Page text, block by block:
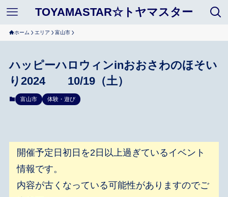
TOYAMASTAR☆トヤマスター
ホーム エリア 富山市
ハッピーハロウィンinおおさわのほそい
り2024 10/19（土）
富山市 体験・遊び
開催予定日初日を2日以上過ぎているイベント
情報です。
内容が古くなっている可能性がありますのでご